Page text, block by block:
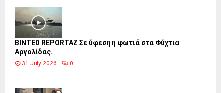
BINTEO REPORTAZ Σε ύφεση η φωτιά στα Φύχτια
Αργολίδας.
31 July 2026 0